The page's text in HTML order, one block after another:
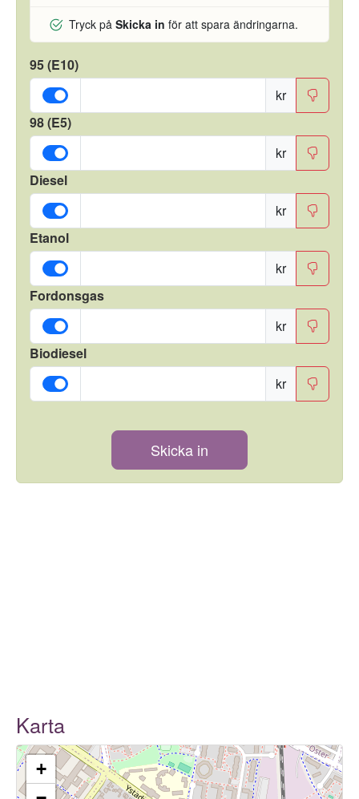
Tryck på Skicka in för att spara ändringarna.
95 (E10)
kr
98 (E5)
kr
Diesel
kr
Etanol
kr
Fordonsgas
kr
Biodiesel
kr
Skicka in
Karta
+